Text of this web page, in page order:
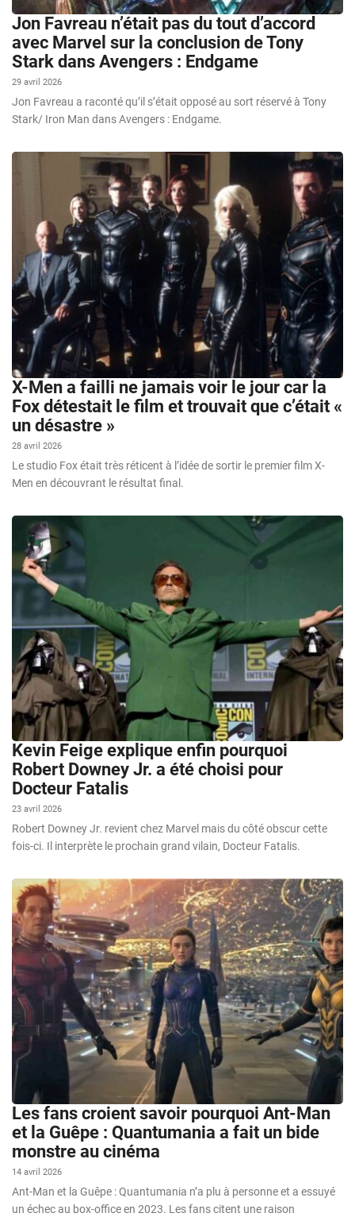
Jon Favreau n’était pas du tout d’accord
avec Marvel sur la conclusion de Tony
Stark dans Avengers : Endgame
29 avril 2026
Jon Favreau a raconté qu’il s’était opposé au sort réservé à Tony
Stark/ Iron Man dans Avengers : Endgame.
X-Men a failli ne jamais voir le jour car la
Fox détestait le film et trouvait que c’était «
un désastre »
28 avril 2026
Le studio Fox était très réticent à l’idée de sortir le premier film X-
Men en découvrant le résultat final.
Kevin Feige explique enfin pourquoi
Robert Downey Jr. a été choisi pour
Docteur Fatalis
23 avril 2026
Robert Downey Jr. revient chez Marvel mais du côté obscur cette
fois-ci. Il interprète le prochain grand vilain, Docteur Fatalis.
Les fans croient savoir pourquoi Ant-Man
et la Guêpe : Quantumania a fait un bide
monstre au cinéma
14 avril 2026
Ant-Man et la Guêpe : Quantumania n’a plu à personne et a essuyé
un échec au box-office en 2023. Les fans citent une raison